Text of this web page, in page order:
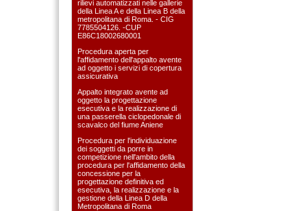
rilievi automatizzati nelle gallerie
della Linea A e della Linea B della
metropolitana di Roma. - CIG
7785504126. -CUP
E86C18002680001
Procedura aperta per
l'affidamento dell'appalto avente
ad oggetto i servizi di copertura
assicurativa
Appalto integrato avente ad
oggetto la progettazione
esecutiva e la realizzazione di
una passerella ciclopedonale di
scavalco del fiume Aniene
Procedura per l'individuazione
dei soggetti da porre in
competizione nell'ambito della
procedura per l'affidamento della
concessione per la
progettazione definitiva ed
esecutiva, la realizzazione e la
gestione della Linea D della
Metropolitana di Roma